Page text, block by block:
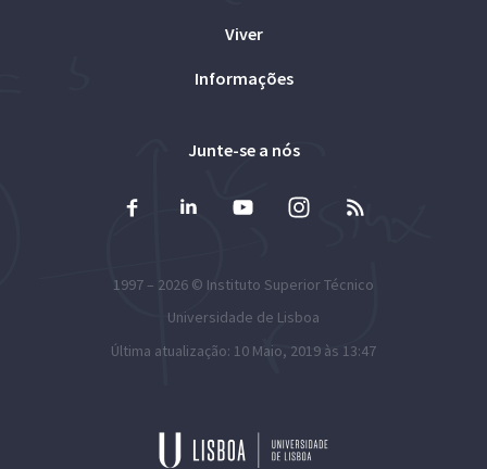
Viver
Informações
Junte-se a nós
1997 – 2026 © Instituto Superior Técnico
Universidade de Lisboa
Última atualização: 10 Maio, 2019 às 13:47